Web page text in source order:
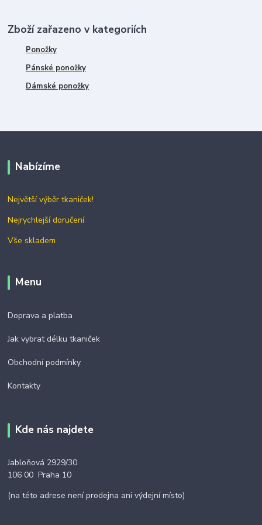
Zboží zařazeno v kategoriích
Ponožky
Pánské ponožky
Dámské ponožky
Nabízíme
Největší výběr tkaniček!
Nejrychlejší doručení
Vše skladem
Menu
Doprava a platba
Jak vybrat délku tkaniček
Obchodní podmínky
Kontakty
Kde nás najdete
Jabloňová 2929/30
106 00 Praha 10
(na této adrese není prodejna ani výdejní místo)